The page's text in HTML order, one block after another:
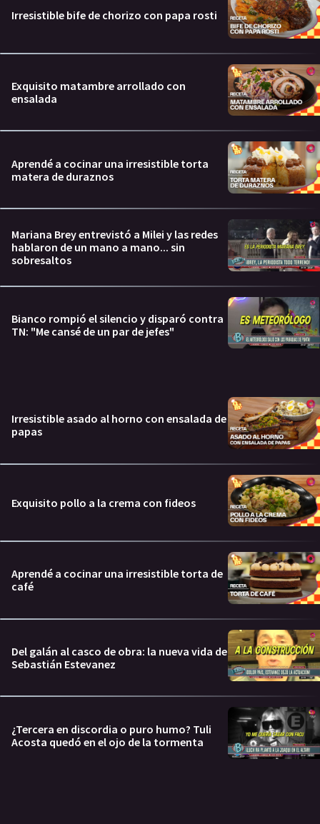
Irresistible bife de chorizo con papa rosti
Exquisito matambre arrollado con
ensalada
Aprendé a cocinar una irresistible torta
matera de duraznos
Mariana Brey entrevistó a Milei y las redes
hablaron de un mano a mano... sin
sobresaltos
Bianco rompió el silencio y disparó contra
TN: "Me cansé de un par de jefes"
Irresistible asado al horno con ensalada de
papas
Exquisito pollo a la crema con fideos
Aprendé a cocinar una irresistible torta de
café
Del galán al casco de obra: la nueva vida de
Sebastián Estevanez
¿Tercera en discordia o puro humo? Tuli
Acosta quedó en el ojo de la tormenta